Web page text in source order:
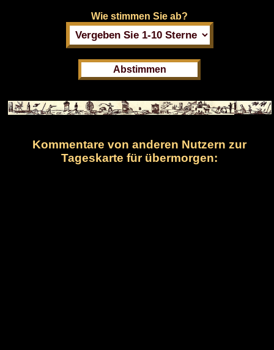
Wie stimmen Sie ab?
Kommentare von anderen Nutzern zur
Tageskarte für übermorgen: